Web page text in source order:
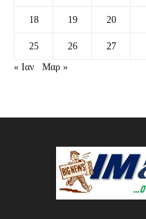
18 19 20
25 26 27
« Ιαν
Μαρ »